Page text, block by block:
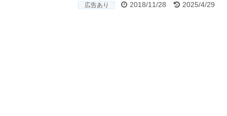
広告あり 2018/11/28 2025/4/29